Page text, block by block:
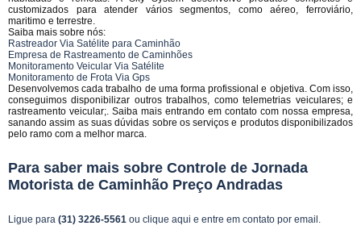
customizados para atender vários segmentos, como aéreo, ferroviário,
maritimo e terrestre.
Saiba mais sobre nós:
Rastreador Via Satélite para Caminhão
Empresa de Rastreamento de Caminhões
Monitoramento Veicular Via Satélite
Monitoramento de Frota Via Gps
Desenvolvemos cada trabalho de uma forma profissional e objetiva. Com isso,
conseguimos disponibilizar outros trabalhos, como telemetrias veiculares; e
rastreamento veicular;. Saiba mais entrando em contato com nossa empresa,
sanando assim as suas dúvidas sobre os serviços e produtos disponibilizados
pelo ramo com a melhor marca.
Para saber mais sobre Controle de Jornada
Motorista de Caminhão Preço Andradas
Ligue para (31) 3226-5561 ou clique aqui e entre em contato por email.